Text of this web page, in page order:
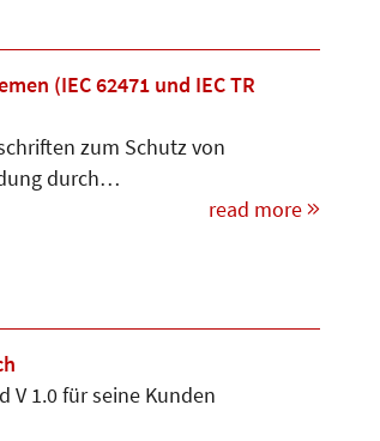
(IEC 62471 und IEC TR
zum Schutz von
durch…
read more
V 1.0 für seine Kunden